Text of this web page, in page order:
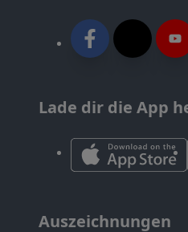
Lade dir die App
Auszeichnungen